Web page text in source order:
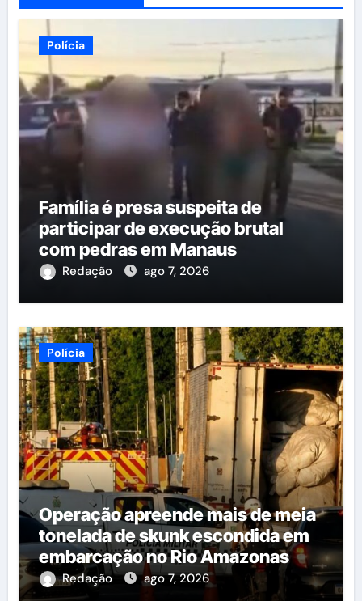
Polícia
Família é presa suspeita de
participar de execução brutal
com pedras em Manaus
Redação ago 7, 2026
Polícia
Operação apreende mais de meia
tonelada de skunk escondida em
embarcação no Rio Amazonas
Redação ago 7, 2026